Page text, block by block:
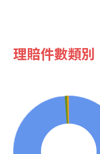
理賠件數類別